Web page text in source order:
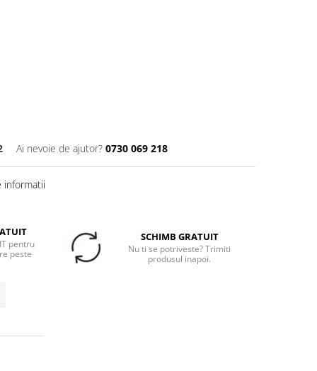
Ai nevoie de ajutor? 0730 069 218
informatii
pentru
peste
SCHIMB GRATUIT
Nu ti se potriveste? Trimiti
produsul inapoi.